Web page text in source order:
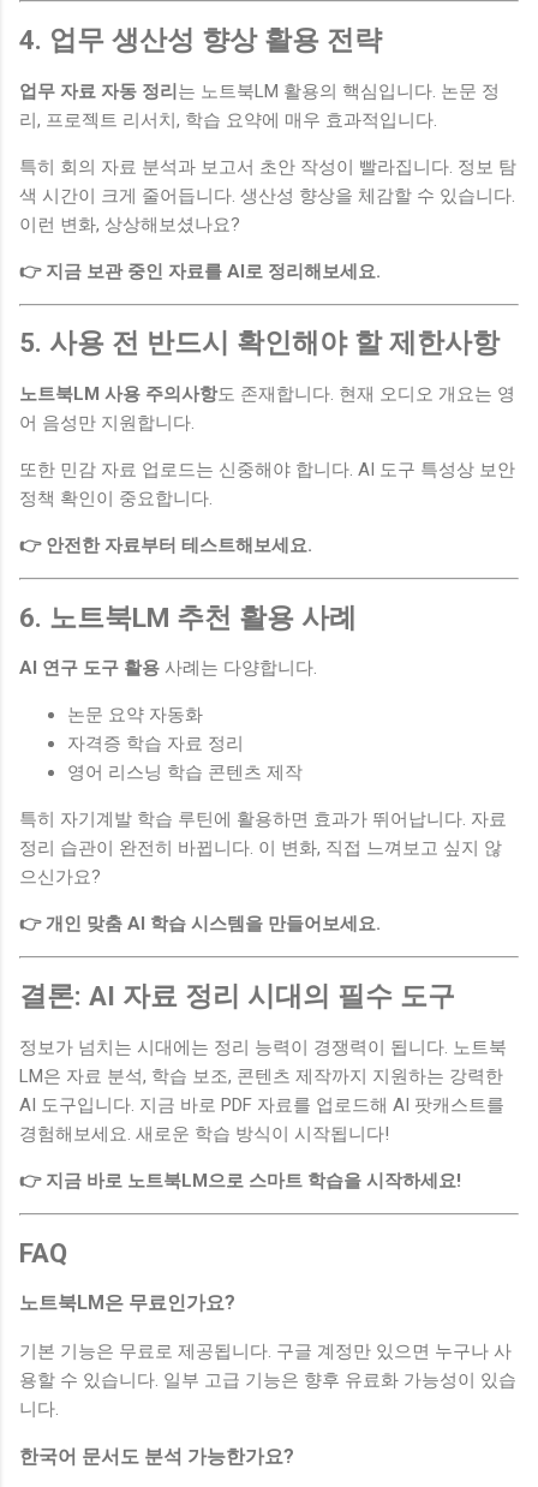
4. 업무 생산성 향상 활용 전략
업무 자료 자동 정리 는 노트북LM 활용의 핵심입니다. 논문 정
리, 프로젝트 리서치, 학습 요약에 매우 효과적입니다.
특히 회의 자료 분석과 보고서 초안 작성이 빨라집니다. 정보 탐
색 시간이 크게 줄어듭니다. 생산성 향상을 체감할 수 있습니다.
이런 변화, 상상해보셨나요?
👉 지금 보관 중인 자료를 AI로 정리해보세요.
5. 사용 전 반드시 확인해야 할 제한사항
노트북LM 사용 주의사항도 존재합니다. 현재 오디오 개요는 영
어 음성만 지원합니다.
또한 민감 자료 업로드는 신중해야 합니다. AI 도구 특성상 보안
정책 확인이 중요합니다.
👉 안전한 자료부터 테스트해보세요.
6. 노트북LM 추천 활용 사례
AI 연구 도구 활용 사례는 다양합니다.
논문 요약 자동화
자격증 학습 자료 정리
영어 리스닝 학습 콘텐츠 제작
특히 자기계발 학습 루틴에 활용하면 효과가 뛰어납니다. 자료
정리 습관이 완전히 바뀝니다. 이 변화, 직접 느껴보고 싶지 않
으신가요?
👉 개인 맞춤 AI 학습 시스템을 만들어보세요.
결론: AI 자료 정리 시대의 필수 도구
정보가 넘치는 시대에는 정리 능력이 경쟁력이 됩니다. 노트북
LM은 자료 분석, 학습 보조, 콘텐츠 제작까지 지원하는 강력한
AI 도구입니다. 지금 바로 PDF 자료를 업로드해 AI 팟캐스트를
경험해보세요. 새로운 학습 방식이 시작됩니다!
👉 지금 바로 노트북LM으로 스마트 학습을 시작하세요!
FAQ
노트북LM은 무료인가요?
기본 기능은 무료로 제공됩니다. 구글 계정만 있으면 누구나 사
용할 수 있습니다. 일부 고급 기능은 향후 유료화 가능성이 있습
니다.
한국어 문서도 분석 가능한가요?